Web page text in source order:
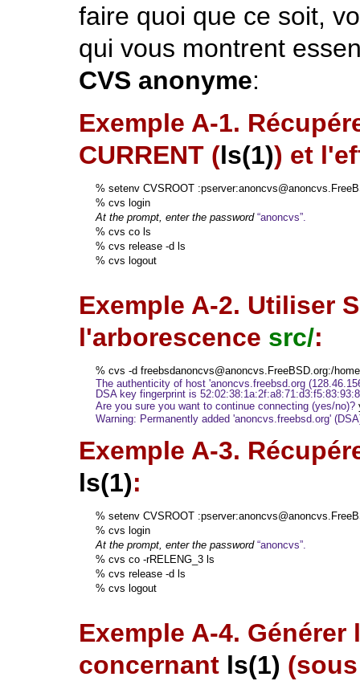
faire quoi que ce soit,
qui vous montrent
CVS anonyme:
Exemple A-1.
CURRENT (ls(1)) et
% setenv CVSROOT
% cvs login
At the prompt, enter the password
% cvs co ls
% cvs release -d ls
% cvs logout
Exemple A-2. Utiliser
l'arborescence src/:
% cvs -d freebsdanoncvs@anoncvs.FreeBSD.org:/
The authenticity of host 'anoncvs.freebsd.org
DSA key fingerprint is
Are you sure you want to continue connecting (yes/no)?
Exemple A-3.
ls(1):
% setenv CVSROOT
% cvs login
At the prompt, enter the password
% cvs co -rRELENG_3 ls
% cvs release -d ls
% cvs logout
Exemple A-4.
concernant ls(1)